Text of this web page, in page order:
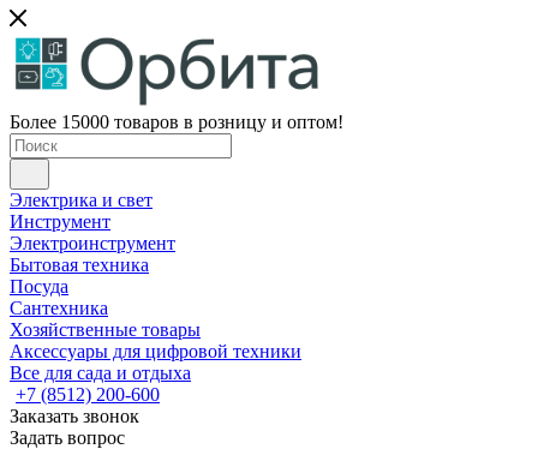
Более 15000 товаров в розницу и оптом!
Электрика и свет
Инструмент
Электроинструмент
Бытовая техника
Посуда
Сантехника
Хозяйственные товары
Аксессуары для цифровой техники
Все для сада и отдыха
+7 (8512) 200-600
Заказать звонок
Задать вопрос